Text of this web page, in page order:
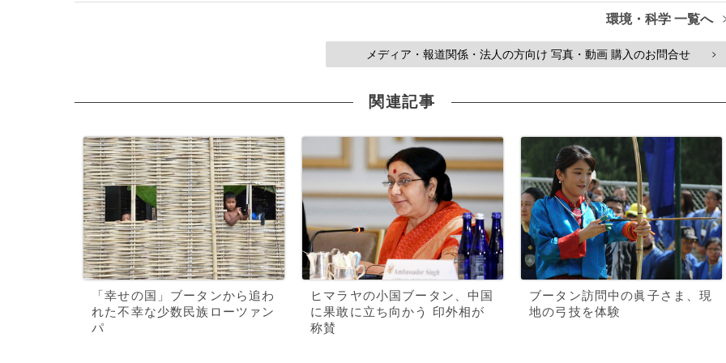
環境・科学 一覧へ
メディア・報道関係・法人の方向け 写真・動画 購入のお問合せ >
関連記事
「幸せの国」ブータンから追わ
れた不幸な少数民族ローツァン
パ
ヒマラヤの小国ブータン、中国
に果敢に立ち向かう 印外相が
称賛
ブータン訪問中の眞子さま、現
地の弓技を体験